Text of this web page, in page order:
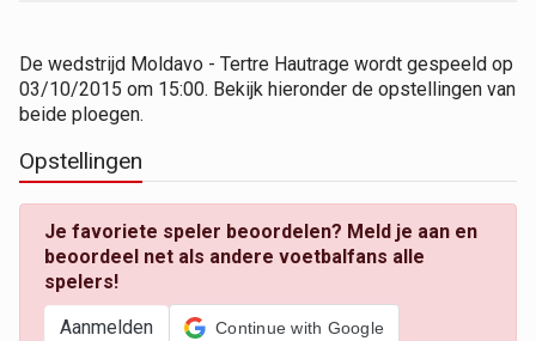
De wedstrijd Moldavo - Tertre Hautrage wordt gespeeld op
03/10/2015 om 15:00. Bekijk hieronder de opstellingen van
beide ploegen.
Opstellingen
Je favoriete speler beoordelen? Meld je aan en
beoordeel net als andere voetbalfans alle
spelers!
Aanmelden
Continue with Google